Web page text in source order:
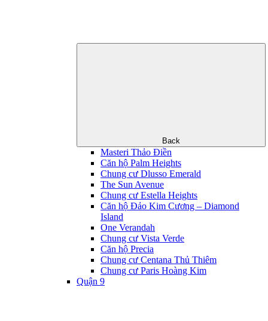
Back
Masteri Thảo Điền
Căn hộ Palm Heights
Chung cư Dlusso Emerald
The Sun Avenue
Chung cư Estella Heights
Căn hộ Đảo Kim Cương – Diamond
Island
One Verandah
Chung cư Vista Verde
Căn hộ Precia
Chung cư Centana Thủ Thiêm
Chung cư Paris Hoàng Kim
Quận 9